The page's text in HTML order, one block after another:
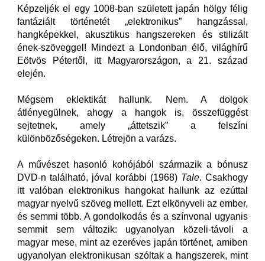
Képzeljék el egy 1008-ban született japán hölgy félig
fantáziált történetét „elektronikus” hangzással,
hangképekkel, akusztikus hangszereken és stilizált
ének-szöveggel! Mindezt a Londonban élő, világhírű
Eötvös Pétertől, itt Magyarországon, a 21. század
elején.
Mégsem eklektikát hallunk. Nem. A dolgok
átlényegülnek, ahogy a hangok is, összefüggést
sejtetnek, amely „áttetszik” a felszíni
különbözőségeken. Létrejön a varázs.
A művészet hasonló kohójából származik a bónusz
DVD-n található, jóval korábbi (1968) Tale. Csakhogy
itt valóban elektronikus hangokat hallunk az ezúttal
magyar nyelvű szöveg mellett. Ezt elkönyveli az ember,
és semmi több. A gondolkodás és a színvonal ugyanis
semmit sem változik: ugyanolyan közeli-távoli a
magyar mese, mint az ezeréves japán történet, amiben
ugyanolyan elektronikusan szóltak a hangszerek, mint